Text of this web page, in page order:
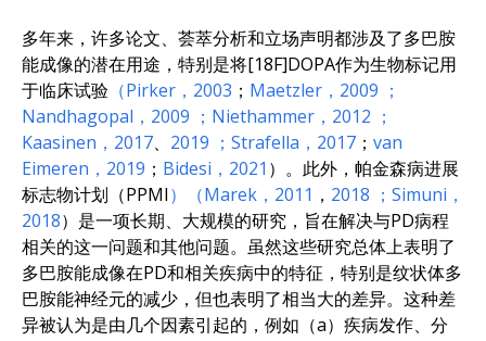
多年来，许多论文、荟萃分析和立场声明都涉及了多巴胺
能成像的潜在用途，特别是将[18F]DOPA作为生物标记用
于临床试验 （Pirker，2003 ； Maetzler，2009 ；
Nandhagopal，2009 ；Niethammer，2012 ；
Kaasinen，2017、 2019 ；Strafella，2017 ； van
Eimeren，2019 ； Bidesi，2021 ）。此外，帕金森病进展
标志物计划（PPMI）（Marek，2011 ， 2018 ；Simuni，
2018）是一项长期、大规模的研究，旨在解决与PD病程
相关的这一问题和其他问题。虽然这些研究总体上表明了
多巴胺能成像在PD和相关疾病中的特征，特别是纹状体多
巴胺能神经元的减少，但也表明了相当大的差异。这种差
异被认为是由几个因素引起的，例如（a）疾病发作、分